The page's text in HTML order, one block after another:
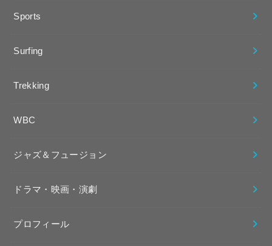
Sports
Surfing
Trekking
WBC
ジャズ＆フュージョン
ドラマ・映画・演劇
プロフィール